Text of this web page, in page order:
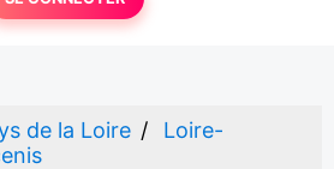
de la Loire
Loire-